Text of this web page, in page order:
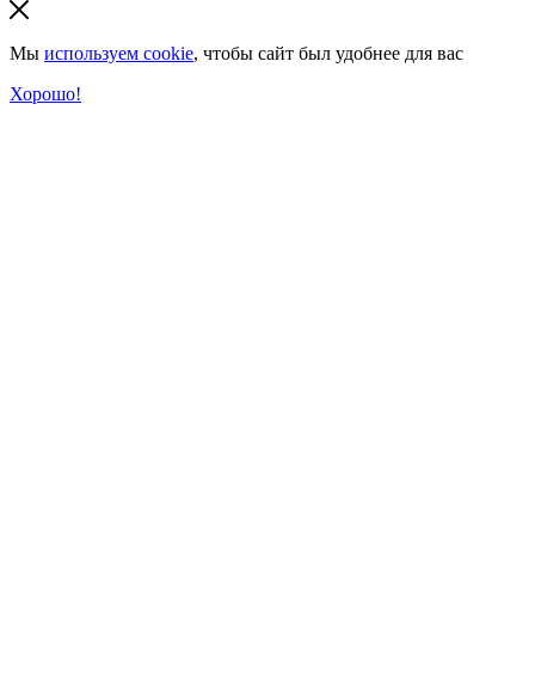
Мы используем cookie, чтобы сайт был удобнее для вас
Хорошо!